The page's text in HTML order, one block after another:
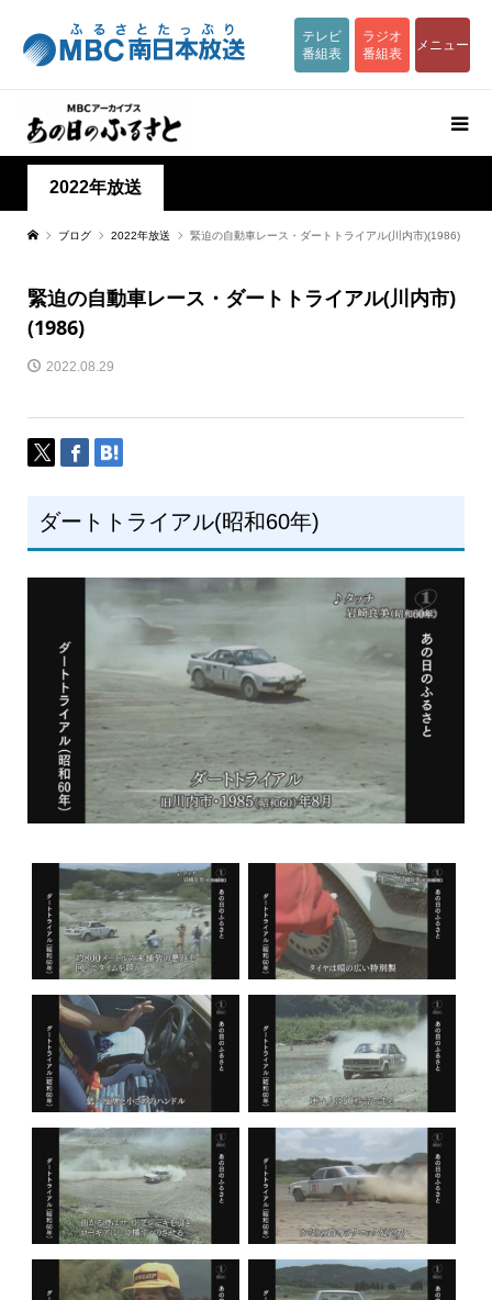
テレビ
番組表
ラジオ
番組表
メニュー
2022年放送
ブログ 2022年放送 緊迫の自動車レース・ダートトライアル(川内市)(1986)
緊迫の自動車レース・ダートトライアル(川内市)
(1986)
2022.08.29
ダートトライアル(昭和60年)